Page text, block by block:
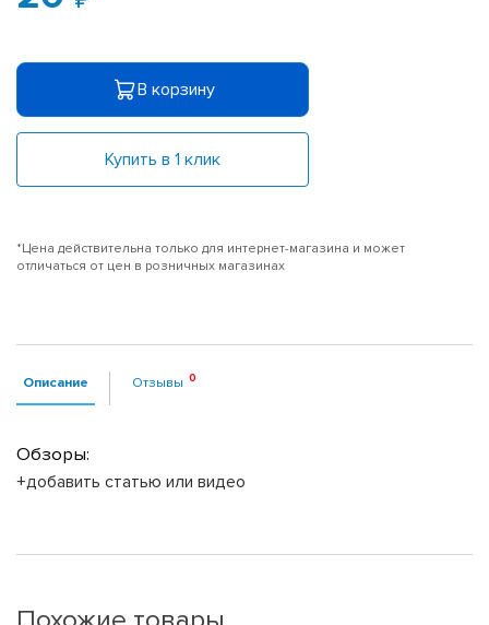
В корзину
Купить в 1 клик
*Цена действительна только для интернет-магазина и может
отличаться от цен в розничных магазинах
Описание Отзывы
Обзоры:
+добавить статью или видео